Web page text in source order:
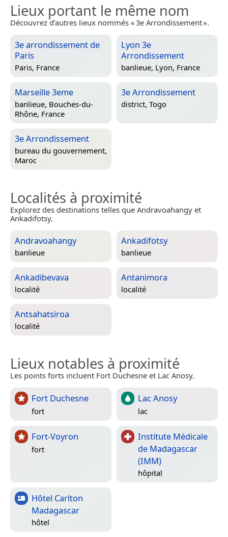
Lieux portant le même nom
Découvrez d’autres lieux nommés « 3e Arrondissement ».
3e arrondissement de
Paris
Paris, France
Lyon 3e
Arrondissement
banlieue, Lyon, France
Marseille 3eme
banlieue, Bouches-du-
Rhône, France
3e Arrondissement
district, Togo
3e Arrondissement
bureau du gouvernement,
Maroc
Localités à proximité
Explorez des destinations telles que Andravoahangy et
Ankadifotsy.
Andravoahangy
banlieue
Ankadifotsy
banlieue
Ankadibevava
localité
Antanimora
localité
Antsahatsiroa
localité
Lieux notables à proximité
Les points forts incluent Fort Duchesne et Lac Anosy.
Fort Duchesne
fort
Lac Anosy
lac
Fort-Voyron
fort
Institute Médicale
de Madagascar
(IMM)
hôpital
Hôtel Carlton
Madagascar
hôtel